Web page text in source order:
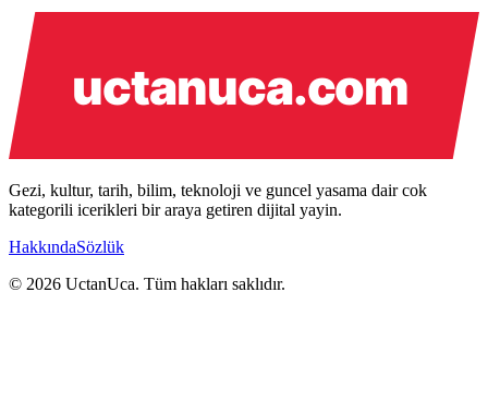
Gezi, kultur, tarih, bilim, teknoloji ve guncel yasama dair cok
kategorili icerikleri bir araya getiren dijital yayin.
HakkındaSözlük
© 2026 UctanUca. Tüm hakları saklıdır.